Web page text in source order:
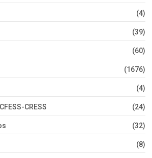
(4)
(39)
(60)
(1676)
(4)
CRESS (24)
(32)
(8)